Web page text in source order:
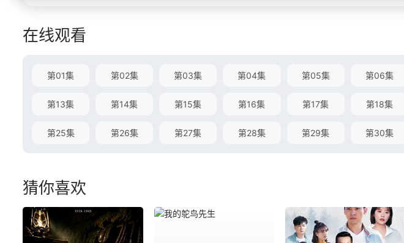
在线观看
第01集 第02集 第03集 第04集 第05集 第06集
第13集 第14集 第15集 第16集 第17集 第18集
第25集 第26集 第27集 第28集 第29集 第30集
猜你喜欢